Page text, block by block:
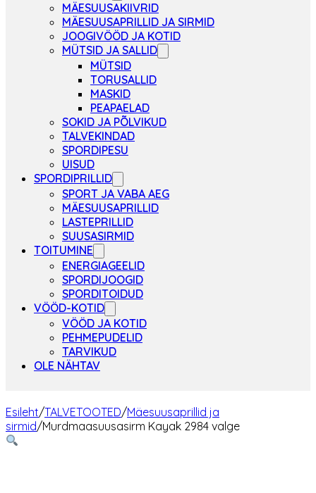
MÄESUUSAKIIVRID
MÄESUUSAPRILLID JA SIRMID
JOOGIVÖÖD JA KOTID
MÜTSID JA SALLID
MÜTSID
TORUSALLID
MASKID
PEAPAELAD
SOKID JA PÕLVIKUD
TALVEKINDAD
SPORDIPESU
UISUD
SPORDIPRILLID
SPORT JA VABA AEG
MÄESUUSAPRILLID
LASTEPRILLID
SUUSASIRMID
TOITUMINE
ENERGIAGEELID
SPORDIJOOGID
SPORDITOIDUD
VÖÖD-KOTID
VÖÖD JA KOTID
PEHMEPUDELID
TARVIKUD
OLE NÄHTAV
Esileht/TALVETOOTED/Mäesuusaprillid ja
sirmid/Murdmaasuusasirm Kayak 2984 valge